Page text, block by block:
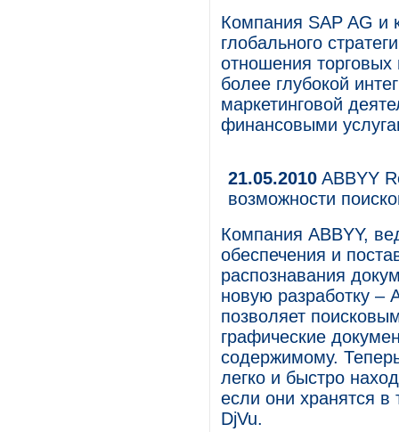
Компания SAP AG и
глобального
отношения
более глубокой
маркетинговой
финансовыми
21.05.2010 ABBYY
возможности
Компания ABBYY,
обеспечения и
распознавания
новую разработку –
позволяет
графические
содержимому.
легко и быстро
если они хранятся в
DjVu.